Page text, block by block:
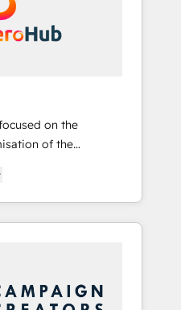
estratégica a largo
on the
of the
experts will
maximum adoption
investment. Use
journey, design
and skilfully